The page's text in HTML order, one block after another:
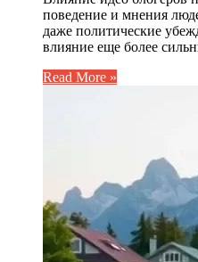
поведение и мнения
даже политические
влияние еще более
Read More »